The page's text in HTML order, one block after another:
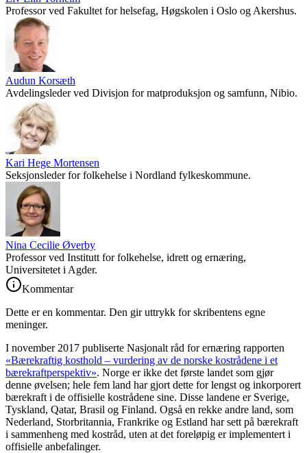
Professor ved Fakultet for helsefag, Høgskolen i Oslo og Akershus.
Audun Korsæth
Avdelingsleder ved Divisjon for matproduksjon og samfunn, Nibio.
Kari Hege Mortensen
Seksjonsleder for folkehelse i Nordland fylkeskommune.
Nina Cecilie Øverby
Professor ved Institutt for folkehelse, idrett og ernæring,
Universitetet i Agder.
Kommentar
Dette er en kommentar. Den gir uttrykk for skribentens egne
meninger.
I november 2017 publiserte Nasjonalt råd for ernæring rapporten
«Bærekraftig kosthold – vurdering av de norske kostrådene i et
bærekraftperspektiv». Norge er ikke det første landet som gjør
denne øvelsen; hele fem land har gjort dette for lengst og inkorporert
bærekraft i de offisielle kostrådene sine. Disse landene er Sverige,
Tyskland, Qatar, Brasil og Finland. Også en rekke andre land, som
Nederland, Storbritannia, Frankrike og Estland har sett på bærekraft
i sammenheng med kostråd, uten at det foreløpig er implementert i
offisielle anbefalinger.